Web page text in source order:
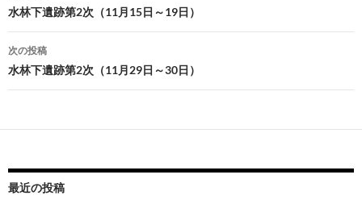
稿
ナ
ビ
ゲ
ー
ョ
水林下遺跡第2次（11月15日～19日）
次の投稿
水林下遺跡第2次（11月29日～30日）
最近の投稿